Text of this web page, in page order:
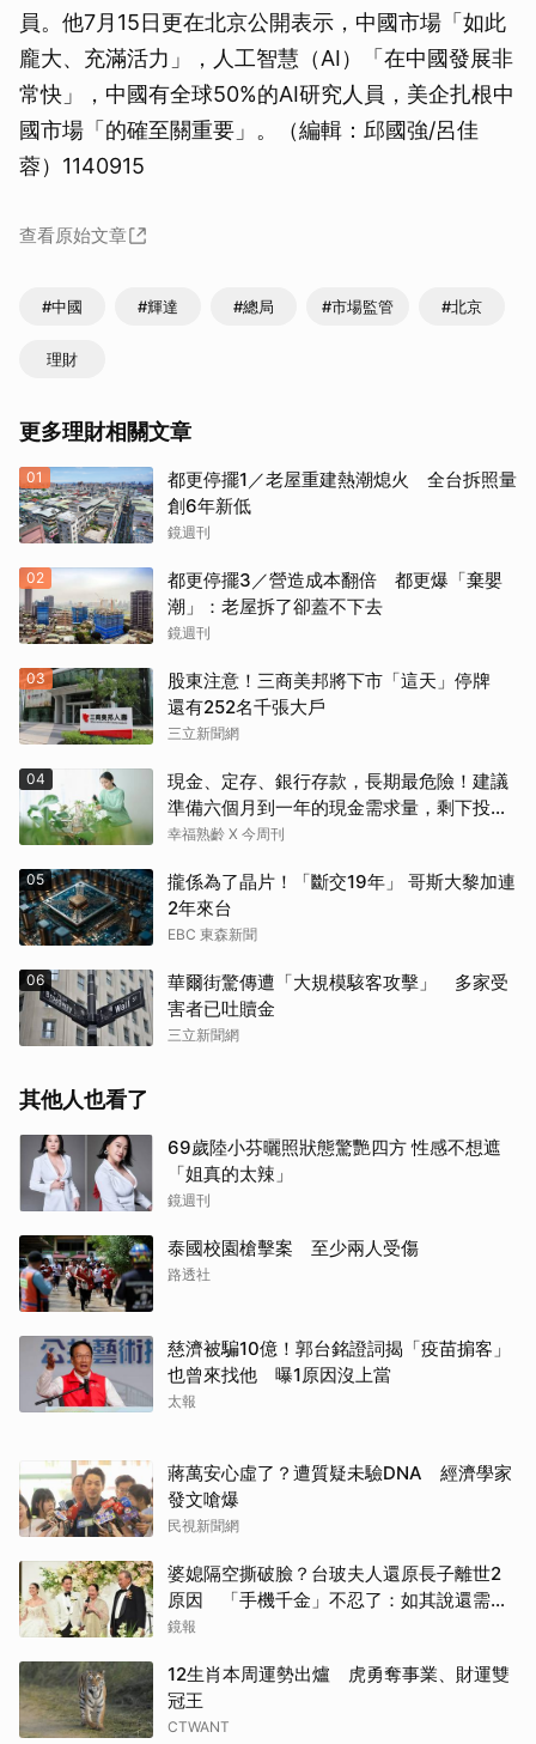
員。他7月15日更在北京公開表示，中國市場「如此
龐大、充滿活力」，人工智慧（AI）「在中國發展非
常快」，中國有全球50%的AI研究人員，美企扎根中
國市場「的確至關重要」。（編輯：邱國強/呂佳
蓉）1140915
查看原始文章
#中國 #輝達 #總局 #市場監管 #北京
理財
更多理財相關文章
01
都更停擺1／老屋重建熱潮熄火 全台拆照量
創6年新低
鏡週刊
02
都更停擺3／營造成本翻倍 都更爆「棄嬰
潮」：老屋拆了卻蓋不下去
鏡週刊
03
股東注意！三商美邦將下市「這天」停牌
還有252名千張大戶
三立新聞網
04
現金、定存、銀行存款，長期最危險！建議
準備六個月到一年的現金需求量，剩下投資
這2個
幸福熟齡 X 今周刊
05
攏係為了晶片！「斷交19年」 哥斯大黎加連
2年來台
EBC 東森新聞
06
華爾街驚傳遭「大規模駭客攻擊」 多家受
害者已吐贖金
三立新聞網
其他人也看了
69歲陸小芬曬照狀態驚艷四方 性感不想遮
「姐真的太辣」
鏡週刊
泰國校園槍擊案 至少兩人受傷
路透社
慈濟被騙10億！郭台銘證詞揭「疫苗掮客」
也曾來找他 曝1原因沒上當
太報
蔣萬安心虛了？遭質疑未驗DNA 經濟學家
發文嗆爆
民視新聞網
婆媳隔空撕破臉？台玻夫人還原長子離世2
原因 「手機千金」不忍了：如其說還需要
離開嗎？
鏡報
12生肖本周運勢出爐 虎勇奪事業、財運雙
冠王
CTWANT